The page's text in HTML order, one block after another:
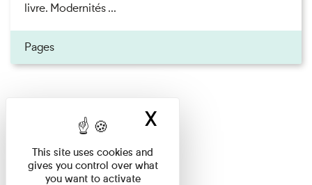
livre. Modernités ...
Pages
This site uses cookies and
gives you control over what
you want to activate
X